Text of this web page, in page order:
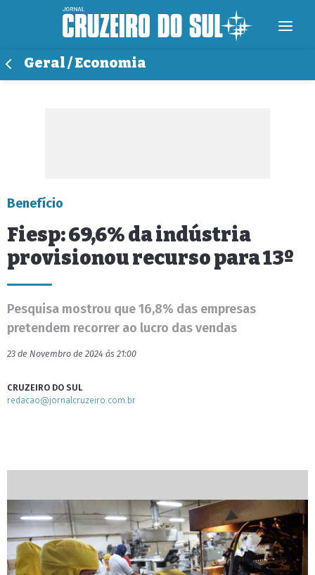
Geral / Economia
Benefício
Fiesp: 69,6% da indústria
provisionou recurso para 13º
Pesquisa mostrou que 16,8% das empresas
pretendem recorrer ao lucro das vendas
23 de Novembro de 2024 às 21:00
CRUZEIRO DO SUL
redacao@jornalcruzeiro.com.br